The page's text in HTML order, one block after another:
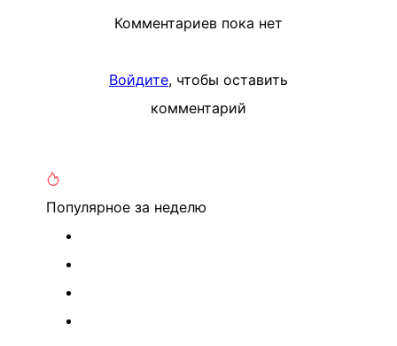
Комментариев пока нет
Войдите, чтобы оставить
комментарий
Популярное за неделю